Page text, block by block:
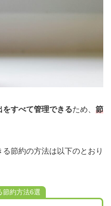
をすべて管理できるため、 節
節約の方法は以下のとおり
節約方法6選